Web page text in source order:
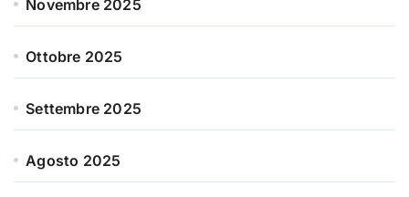
Novembre 2025
Ottobre 2025
Settembre 2025
Agosto 2025